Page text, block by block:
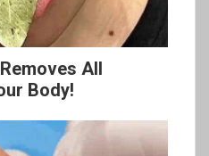
All
Body!